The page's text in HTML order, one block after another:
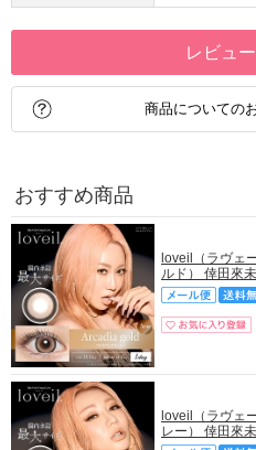
レビュ
商品についての
おすすめ商品
loveil（ラヴェ
ルド） 倖田來
loveil（ラヴェ
レー） 倖田來